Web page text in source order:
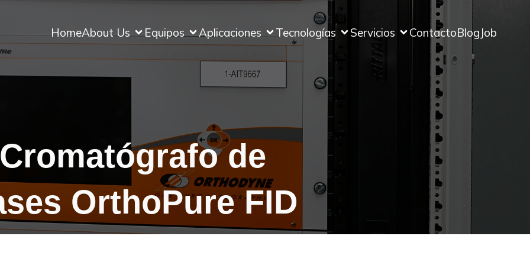
HomeAbout Us Equipos Aplicaciones Tecnologías Servicios ContactoBlog Job
de
OrthoPure FID